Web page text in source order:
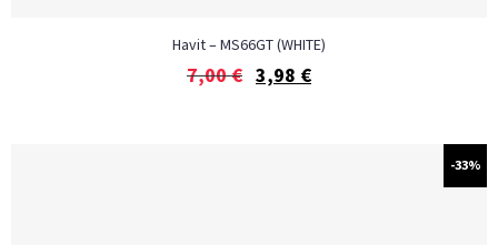
Havit – MS66GT (WHITE)
7,00€ 3,98 €
-33%